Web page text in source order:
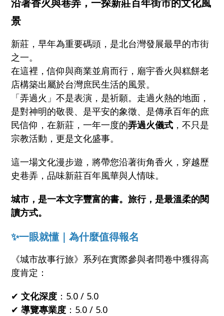
沿著香火與巷弄，一探新莊百年街市的文化風
景
新莊，早年為重要碼頭，是北台灣發展最早的市街
之一。
在這裡，信仰與商業並肩而行，廟宇香火與糕餅老
店構築出屬於台灣庶民生活的風景。
「弄過火」不是表演，是祈願。走過火熱的地面，
是對神明的敬畏、是平安的象徵、是傳承百年的庶
民信仰，在新莊，一年一度的弄過火儀式 ，不只是
宗教活動，更是文化盛事。
這一場文化漫步遊，將帶您沿著街角香火，穿越歷
史巷弄，品味新莊百年風華與人情味。
城市，是一本文字豐富的書。旅行，是最溫柔的閱
讀方式。
✨一眼就懂｜為什麼值得報名
《城市故事行旅》系列在實際參與者問卷中獲得高
度肯定：
✔文化深度 ：5.0 / 5.0
✔導覽專業度 ：5.0 / 5.0